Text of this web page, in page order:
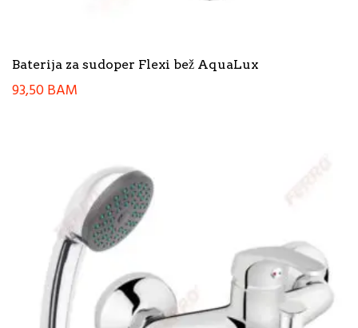
Baterija za sudoper Flexi bež AquaLux
93,50BAM